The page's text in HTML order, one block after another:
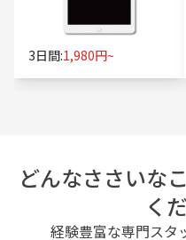
3日間:1,980円~
どんなささいな
く
経験豊富な専門スタ